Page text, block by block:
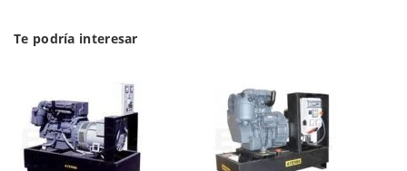
Te podría interesar